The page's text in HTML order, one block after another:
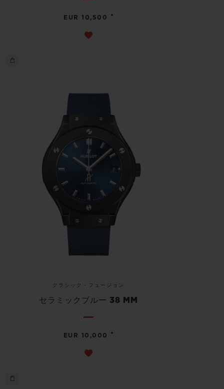
EUR 10,500 •
クラシック・フュージョン
セラミックブルー 38 MM
EUR 10,000 •